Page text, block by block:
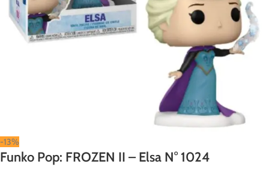
-13%
Funko Pop: FROZEN II – Elsa N° 1024